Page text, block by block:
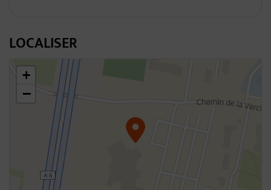
LOCALISER
46.3063917375015,4.795428977898266
+
−